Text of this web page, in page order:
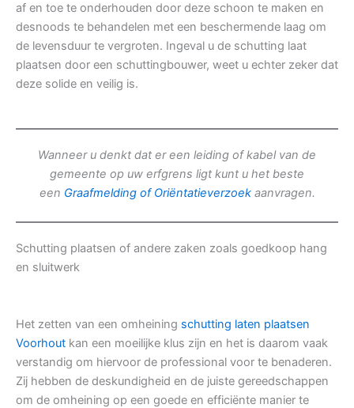
af en toe te onderhouden door deze schoon te maken en
desnoods te behandelen met een beschermende laag om
de levensduur te vergroten. Ingeval u de schutting laat
plaatsen door een schuttingbouwer, weet u echter zeker dat
deze solide en veilig is.
Wanneer u denkt dat er een leiding of kabel van de
gemeente op uw erfgrens ligt kunt u het beste
een Graafmelding of Oriëntatieverzoekaanvragen.
Schutting plaatsen of andere zaken zoals goedkoop hang
en sluitwerk
Het zetten van een omheining schutting laten plaatsen
Voorhout kan een moeilijke klus zijn en het is daarom vaak
verstandig om hiervoor de professional voor te benaderen.
Zij hebben de deskundigheid en de juiste gereedschappen
om de omheining op een goede en efficiënte manier te